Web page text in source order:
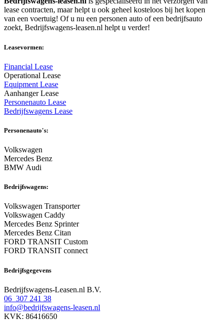
lease contracten, maar helpt u ook geheel kosteloos bij het kopen
van een voertuig! Of u nu een personen auto of een bedrijfsauto
zoekt, Bedrijfswagens-leasen.nl helpt u verder!
Leasevormen:
Financial Lease
Operational Lease
Equipment Lease
Aanhanger Lease
Personenauto Lease
Bedrijfswagens Lease
Personenauto's:
Volkswagen
Mercedes Benz
BMW Audi
Bedrijfswagens:
Volkswagen Transporter
Volkswagen Caddy
Mercedes Benz Sprinter
Mercedes Benz Citan
FORD TRANSIT Custom
FORD TRANSIT connect
Bedrijfsgegevens
Bedrijfswagens-Leasen.nl B.V.
06 307 241 38
info@bedrijfswagens-leasen.nl
KVK: 86416650